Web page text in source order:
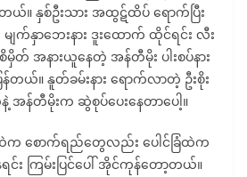
တယ်။ နှစ်ဦးသား အထွဋ်ထိပ် ရောက်ပြီး
ျက်နှာဘေးနား ဒူးထောက် ထိုင်ရင်း လီး
တ် အနားယူနေတဲ့ အန်တီမိုး ပါးစပ်နား
တယ်။ နူတ်ခမ်းနား ရောက်လာတဲ့ ဦးစိုး
အန်တီမိုးက ဆွဲစုပ်ပေးနေတာပေါ့။
က စောက်ရည်တွေလည်း ပေါင်ခြံထဲက
ရင်း ကြမ်းပြင်ပေါ် အိုင်ကုန်တော့တယ်။